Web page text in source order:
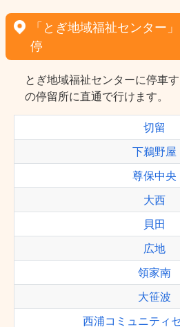
「とぎ地域福祉センター
停
とぎ地域福祉センターに停車
の停留所に直通で行けます。
切留
下鵜野屋
尊保中央
大西
貝田
広地
領家南
大笹波
西浦コミュニティ